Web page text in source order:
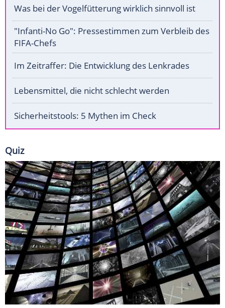
Was bei der Vogelfütterung wirklich sinnvoll ist
"Infanti-No Go": Pressestimmen zum Verbleib des
FIFA-Chefs
Im Zeitraffer: Die Entwicklung des Lenkrades
Lebensmittel, die nicht schlecht werden
Sicherheitstools: 5 Mythen im Check
Quiz